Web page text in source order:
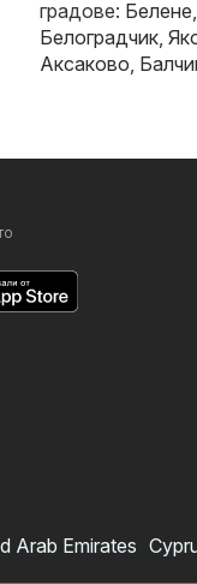
градове: Белене,
Белоградчик,
Аксаково,
Arab Emirates